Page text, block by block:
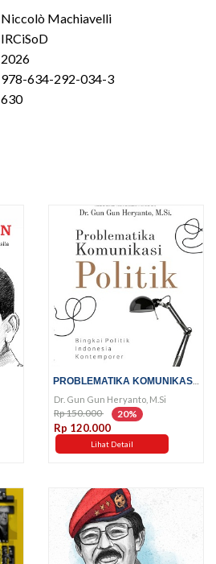
Niccolò Machiavelli
IRCiSoD
2026
978-634-292-034-3
630
Dr. Gun Gun Heryanto, M.Si
Rp 150.000 20%
Rp 120.000
Lihat Detail